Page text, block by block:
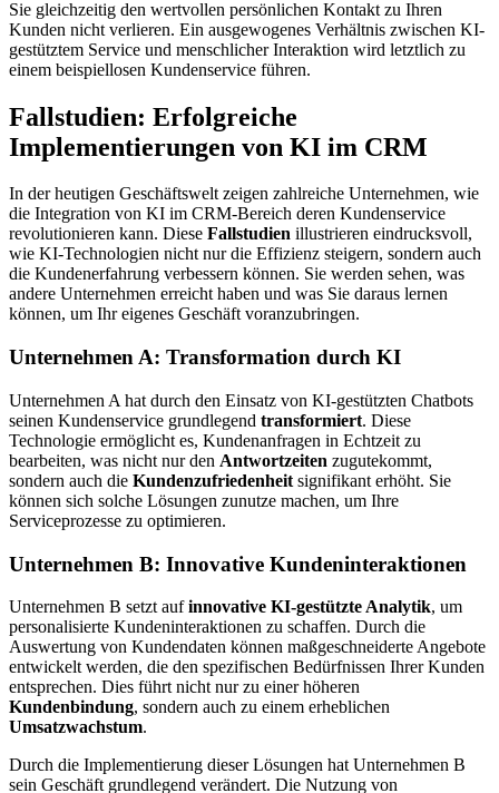
Sie gleichzeitig den wertvollen persönlichen Kontakt zu Ihren
Kunden nicht verlieren. Ein ausgewogenes Verhältnis zwischen KI-
gestütztem Service und menschlicher Interaktion wird letztlich zu
einem beispiellosen Kundenservice führen.
Fallstudien: Erfolgreiche
Implementierungen von KI im CRM
In der heutigen Geschäftswelt zeigen zahlreiche Unternehmen, wie
die Integration von KI im CRM-Bereich deren Kundenservice
revolutionieren kann. Diese Fallstudien illustrieren eindrucksvoll,
wie KI-Technologien nicht nur die Effizienz steigern, sondern auch
die Kundenerfahrung verbessern können. Sie werden sehen, was
andere Unternehmen erreicht haben und was Sie daraus lernen
können, um Ihr eigenes Geschäft voranzubringen.
Unternehmen A: Transformation durch KI
Unternehmen A hat durch den Einsatz von KI-gestützten Chatbots
seinen Kundenservice grundlegend transformiert. Diese
Technologie ermöglicht es, Kundenanfragen in Echtzeit zu
bearbeiten, was nicht nur den Antwortzeiten zugutekommt,
sondern auch die Kundenzufriedenheit signifikant erhöht. Sie
können sich solche Lösungen zunutze machen, um Ihre
Serviceprozesse zu optimieren.
Unternehmen B: Innovative Kundeninteraktionen
Unternehmen B setzt aufinnovative KI-gestützte Analytik, um
personalisierte Kundeninteraktionen zu schaffen. Durch die
Auswertung von Kundendaten können maßgeschneiderte Angebote
entwickelt werden, die den spezifischen Bedürfnissen Ihrer Kunden
entsprechen. Dies führt nicht nur zu einer höheren
Kundenbindung, sondern auch zu einem erheblichen
Umsatzwachstum.
Durch die Implementierung dieser Lösungen hat Unternehmen B
sein Geschäft grundlegend verändert. Die Nutzung von